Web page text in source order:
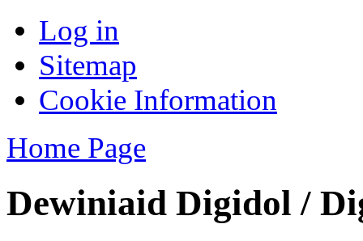
Log in
Sitemap
Cookie Information
Home Page
Dewiniaid Digidol /